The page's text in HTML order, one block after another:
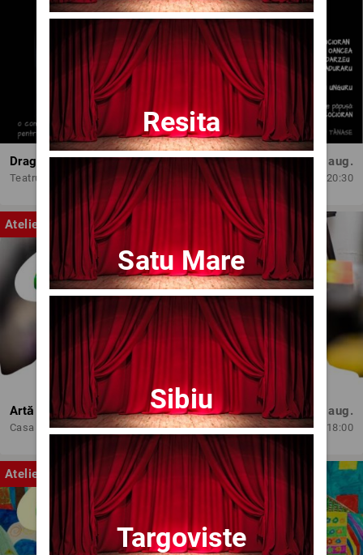
Dragoste pe-un fir de ață
Teatrul Amzei
Joi, 13 aug.
20:30
Atelier
Artă și Profesionalism
Casa de Cultura 'Mihai Ursachi' a Municipiului Iasi
Mie, 12 aug.
18:00
Atelier
Resita
Satu Mare
Sibiu
Targoviste